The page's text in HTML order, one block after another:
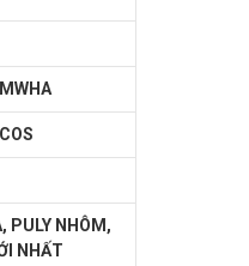
PULY NHÔM,
NHẤT